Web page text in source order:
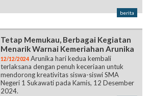
berita
Tetap Memukau, Berbagai Kegiatan
Menarik Warnai Kemeriahan Arunika
12/12/2024 Arunika hari kedua kembali
terlaksana dengan penuh keceriaan untuk
mendorong kreativitas siswa-siswi SMA
Negeri 1 Sukawati pada Kamis, 12 Desember
2024.